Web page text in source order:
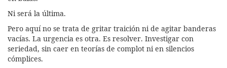
Ni será la última.
Pero aquí no se trata de gritar traición ni de agitar banderas
vacías. La urgencia es otra. Es resolver. Investigar con
seriedad, sin caer en teorías de complot ni en silencios
cómplices.